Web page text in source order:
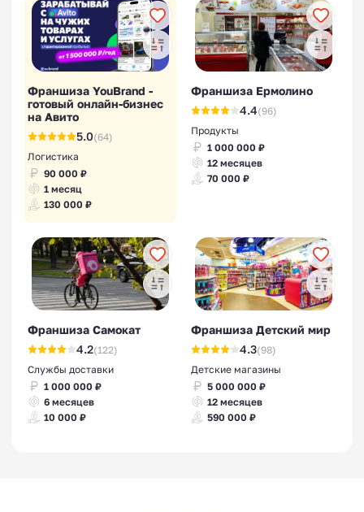
Франшиза YouBrand -
готовый онлайн-бизнес
на Авито
5.0(64)
Логистика
90 000 ₽
1 месяц
130 000 ₽
Франшиза Ермолино
4.4(96)
Продукты
1 000 000 ₽
12 месяцев
70 000 ₽
Франшиза Самокат
4.2(122)
Службы доставки
1 000 000 ₽
6 месяцев
10 000 ₽
Франшиза Детский мир
4.3(98)
Детские магазины
5 000 000 ₽
12 месяцев
590 000 ₽